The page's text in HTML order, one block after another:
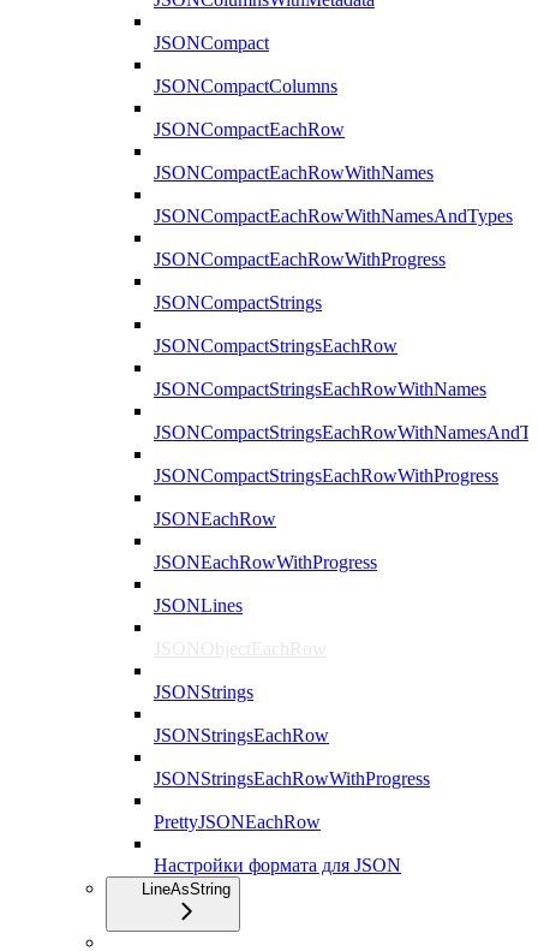
JSONCompact
JSONCompactColumns
JSONCompactEachRow
JSONCompactEachRowWithNames
JSONCompactEachRowWithNamesAndTypes
JSONCompactEachRowWithProgress
JSONCompactStrings
JSONCompactStringsEachRow
JSONCompactStringsEachRowWithNames
JSONCompactStringsEachRowWithProgress
JSONEachRow
JSONEachRowWithProgress
JSONLines
JSONObjectEachRow
JSONStrings
JSONStringsEachRow
JSONStringsEachRowWithProgress
PrettyJSONEachRow
Настройки формата для JSON
LineAsString